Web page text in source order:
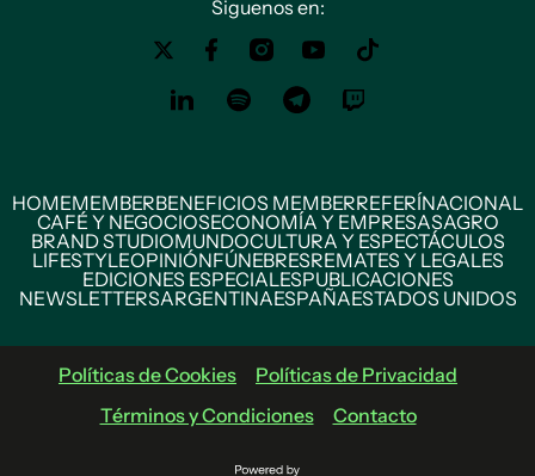
Siguenos en:
HOMEMEMBERBENEFICIOS MEMBERREFERÍNACIONAL
CAFÉ Y NEGOCIOSECONOMÍA Y EMPRESASAGRO
BRAND STUDIOMUNDOCULTURA Y ESPECTÁCULOS
LIFESTYLEOPINIÓNFÚNEBRESREMATES Y LEGALES
EDICIONES ESPECIALESPUBLICACIONES
NEWSLETTERSARGENTINAESPAÑAESTADOS UNIDOS
Políticas de Cookies
Políticas de Privacidad
Términos y Condiciones
Contacto